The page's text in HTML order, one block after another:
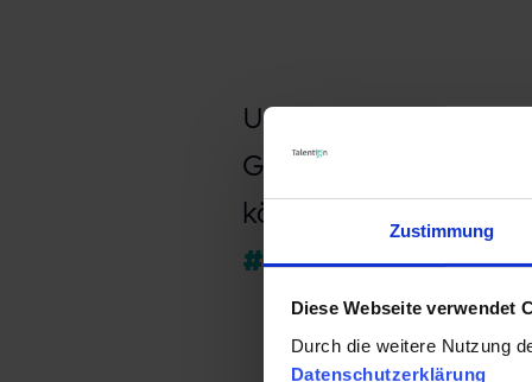
Zustimmung
Diese Webseite verwendet
Durch die weitere Nutzung
Datenschutzerklärung
Und allen, die sich
Gelegenheit zum
können wir jetzt